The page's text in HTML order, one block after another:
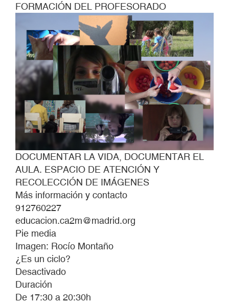
FORMACIÓN DEL PROFESORADO
DOCUMENTAR LA VIDA, DOCUMENTAR EL
AULA. ESPACIO DE ATENCIÓN Y
RECOLECCIÓN DE IMÁGENES
Más información y contacto
912760227
educacion.ca2m@madrid.org
Pie media
Imagen: Rocío Montaño
¿Es un ciclo?
Desactivado
Duración
De 17:30 a 20:30h